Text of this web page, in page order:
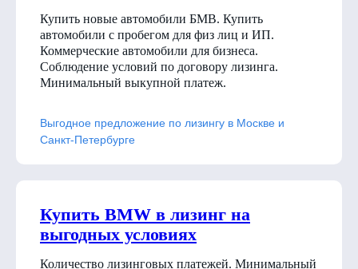
Купить новые автомобили БМВ. Купить
автомобили с пробегом для физ лиц и ИП.
Коммерческие автомобили для бизнеса.
Соблюдение условий по договору лизинга.
Минимальный выкупной платеж.
Выгодное предложение по лизингу в Москве и
Санкт-Петербурге
Купить BMW в лизинг на
выгодных условиях
Количество лизинговых платежей. Минимальный